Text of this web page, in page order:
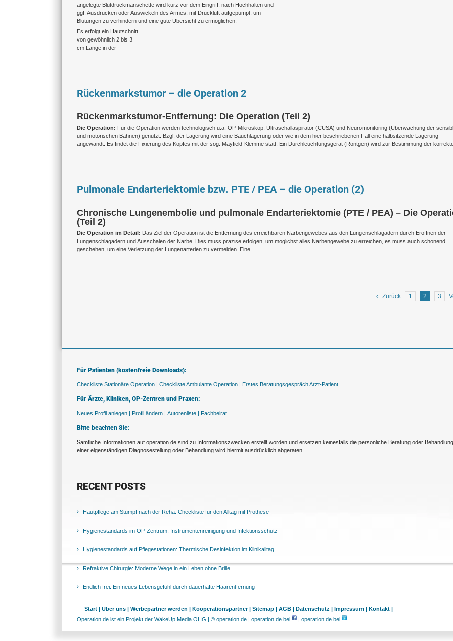
angelegte Blutdruckmanschette wird kurz vor dem Eingriff, nach Hochhalten und
ggf. Ausdrücken oder Auswickeln des Armes, mit Druckluft aufgepumpt, um
Blutungen zu verhindern und eine gute Übersicht zu ermöglichen.
Es erfolgt ein Hautschnitt
von gewöhnlich 2 bis 3
cm Länge in der
Rückenmarkstumor – die Operation 2
Rückenmarkstumor-Entfernung: Die Operation (Teil 2)
Die Operation: Für die Operation werden technologisch u.a. OP-Mikroskop, Ultraschallaspirator (CUSA) und Neuromonitoring (Überwachung der
und motorischen Bahnen) genutzt. Bzgl. der Lagerung wird eine Bauchlagerung oder wie in dem hier beschriebenen Fall eine halbsitzende Lagerung
angewandt. Es findet die Fixierung des Kopfes mit der sog. Mayfield-Klemme statt. Ein Durchleuchtungsgerät (Röntgen) wird zur Bestimmung der
Pulmonale Endarteriektomie bzw. PTE / PEA – die Operation (2)
Chronische Lungenembolie und pulmonale Endarteriektomie (PTE / PEA) – Die
(Teil 2)
Die Operation im Detail: Das Ziel der Operation ist die Entfernung des erreichbaren Narbengewebes aus den Lungenschlagadern durch Eröffnen der
Lungenschlagadern und Ausschälen der Narbe. Dies muss präzise erfolgen, um möglichst alles Narbengewebe zu erreichen, es muss auch schonend
geschehen, um eine Verletzung der Lungenarterien zu vermeiden. Eine
Zurück 1 2 3
Für Patienten (kostenfreie Downloads):
Checkliste Stationäre Operation | Checkliste Ambulante Operation | Erstes Beratungsgespräch Arzt-Patient
Für Ärzte, Kliniken, OP-Zentren und Praxen:
Neues Profil anlegen | Profil ändern | Autorenliste | Fachbeirat
Bitte beachten Sie:
Sämtliche Informationen auf operation.de sind zu Informationszwecken erstellt worden und ersetzen keinesfalls die persönliche Beratung oder
einer eigenständigen Diagnosestellung oder Behandlung wird hiermit ausdrücklich abgeraten.
RECENT POSTS
Hautpflege am Stumpf nach der Reha: Checkliste für den Alltag mit Prothese
Hygienestandards im OP-Zentrum: Instrumentenreinigung und Infektionsschutz
Hygienestandards auf Pflegestationen: Thermische Desinfektion im Klinikalltag
Refraktive Chirurgie: Moderne Wege in ein Leben ohne Brille
Endlich frei: Ein neues Lebensgefühl durch dauerhafte Haarentfernung
Start | Über uns | Werbepartner werden | Kooperationspartner | Sitemap | AGB | Datenschutz | Impressum | Kontakt |
Operation.de ist ein Projekt der WakeUp Media OHG | © operation.de | operation.de bei
| operation.de bei